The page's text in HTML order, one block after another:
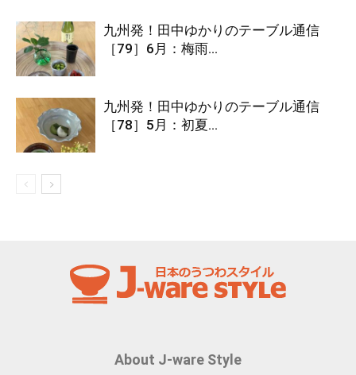
九州発！田中ゆかりのテーブル通信
［79］6月：梅雨...
九州発！田中ゆかりのテーブル通信
［78］5月：初夏...
About J-ware Style